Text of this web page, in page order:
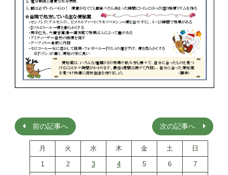
ビ
ゲ
前の記事へ 次の記事へ
月 火 水 木 金 土 日
1 2 3 4 5 6 7